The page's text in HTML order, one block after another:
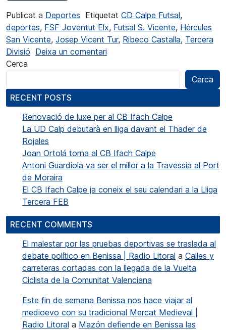
Publicat a Deportes Etiquetat CD Calpe Futsal,
deportes, FSF Joventut Elx, Futsal S. Vicente, Hércules
San Vicente, Josep Vicent Tur, Ribeco Castalla, Tercera
Divisió Deixa un comentari
Cerca
Cerca
RECENT POSTS
Renovació de luxe per al CB Ifach Calpe
La UD Calp debutarà en lliga davant el Thader de
Rojales
Joan Ortolá torna al CB Ifach Calpe
Antoni Guardiola va ser el millor a la Travessia al Port
de Moraira
El CB Ifach Calpe ja coneix el seu calendari a la Lliga
Tercera FEB
RECENT COMMENTS
El malestar por las pruebas deportivas se traslada al
debate político en Benissa | Radio Litoral a Calles y
carreteras cortadas con la llegada de la Vuelta
Ciclista de la Comunitat Valenciana
Este fin de semana Benissa nos hace viajar al
medioevo con su tradicional Mercat Medieval |
Radio Litoral a Mazón defiende en Benissa las